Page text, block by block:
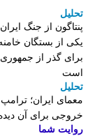
تحلیل
پنتاگون از جنگ
یکی از بستگان
برای گذر از
است
تحلیل
معمای ایران؛
خروجی برای آن
روایت شما